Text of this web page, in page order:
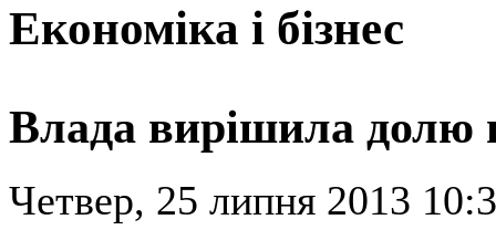
Економіка і бізнес
Влада вирішила долю
Четвер, 25 липня 2013